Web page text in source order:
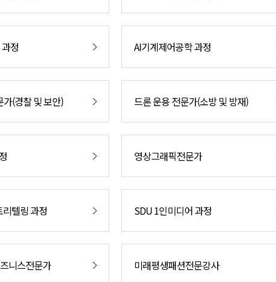
정 AI기계제어공학 과정
(경찰 및 보안) 드론 운용 전문가(소방 및 방재)
영상그래픽전문가
텔링 과정 SDU 1인미디어 과정
니스전문가 미래평생패션전문강사